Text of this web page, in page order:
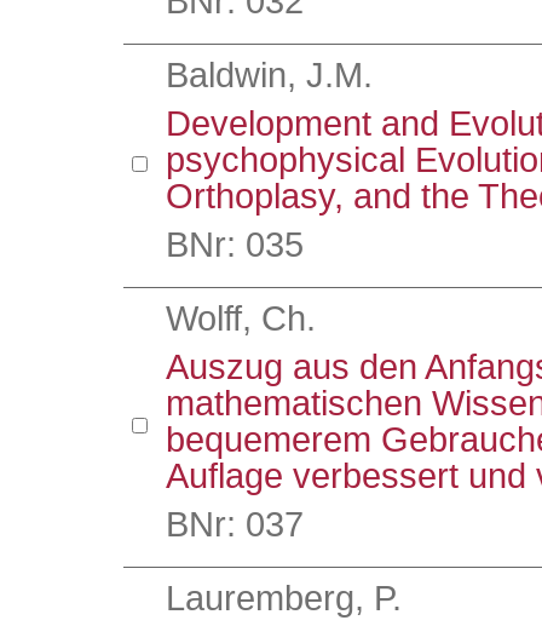
Baldwin, J.M.
Development and
psychophysical
Orthoplasy, and the
BNr: 035
Wolff, Ch.
Auszug aus den
mathematischen
bequemerem
Auflage verbessert und
BNr: 037
Lauremberg, P.